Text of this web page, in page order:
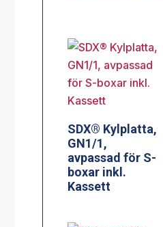
SDX® Kylplatta,
GN1/1,
avpassad för S-
boxar inkl.
Kassett